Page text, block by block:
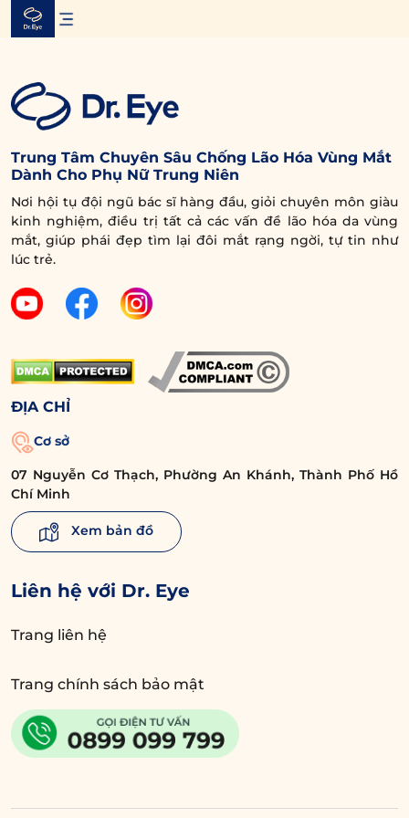
Skip
Trung Tâm Chuyên Sâu Chống Lão Hóa Vùng Mắt
Dành Cho Phụ Nữ Trung Niên
Nơi hội tụ đội ngũ bác sĩ hàng đầu, giỏi chuyên môn giàu
kinh nghiệm, điều trị tất cả các vấn đề lão hóa da vùng
mắt, giúp phái đẹp tìm lại đôi mắt rạng ngời, tự tin như
lúc trẻ.
ĐỊA CHỈ
Cơ sở
07 Nguyễn Cơ Thạch, Phường An Khánh, Thành Phố Hồ
Chí Minh
Xem bản đồ
Liên hệ với Dr. Eye
Trang liên hệ
Trang chính sách bảo mật